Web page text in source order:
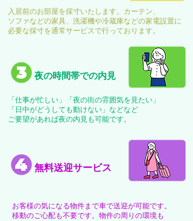
入居前のお部屋を採寸いたします。カーテン、
ソファなどの家具、洗濯機や冷蔵庫などの家電設置に
必要な採寸を通常サービスで行っております。
夜の時間帯での内見
「仕事が忙しい」「夜の街の雰囲気を見たい」
「日中がどうしても動けない」などなど
ご要望があれば夜の内見も可能です。
無料送迎サービス
お客様の気になる物件まで車で送迎が可能です。
移動のご心配も不要です。物件の周りの環境も